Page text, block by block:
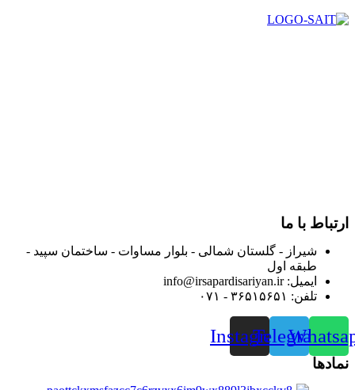
ارتباط با ما
شیراز - گلستان شمالی - بلوار مساوات - ساختمان سپید -
طبقه اول
ایمیل: info@irsapardisariyan.ir
تلفن: ۳۶۵۱۵۶۵۱ - ۰۷۱
Telegram
Instagram
نمادها